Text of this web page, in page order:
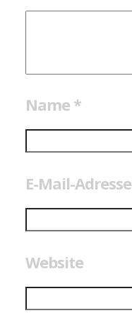
Name *
E-Mail-
Website